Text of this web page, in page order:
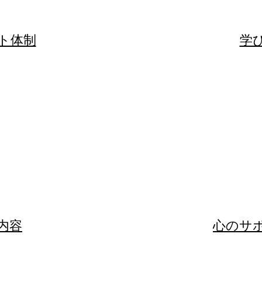
体制 学
容 心のサ